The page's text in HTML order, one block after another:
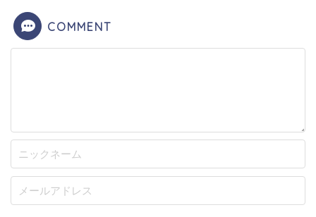
COMMENT